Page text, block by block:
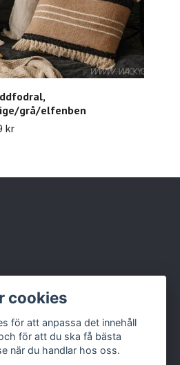
grå/elfenben
kr
cookies
för att anpassa det innehåll
för att du ska få bästa
när du handlar hos oss.